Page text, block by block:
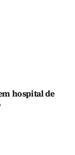
hospital de